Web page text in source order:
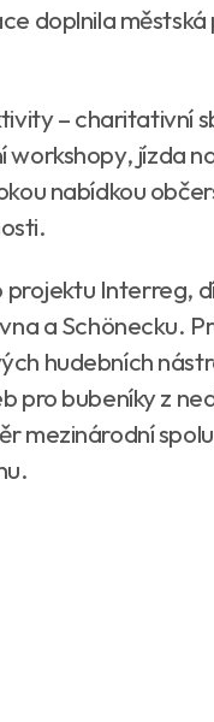
doplnila městská
– charitativní
workshopy, jízda
nabídkou
Interreg,
a Schönecku.
hudebních
pro bubeníky z
mezinárodní